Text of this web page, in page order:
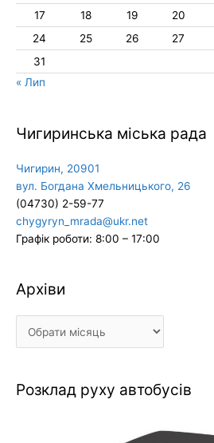
17
18 19 20
24
25 26 27
31
« Лип
Чигиринська міська рада
Чигирин, 20901
вул. Богдана Хмельницького, 26
(04730) 2-59-77
chygyryn_mrada@ukr.net
Графік роботи: 8:00 – 17:00
Архіви
Архіви
Розклад руху автобусів